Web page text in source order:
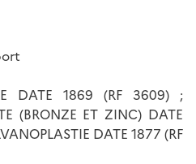
DATE 1869 (RF 3609) ;
(BRONZE ET ZINC) DATE
DATE 1877 (RF